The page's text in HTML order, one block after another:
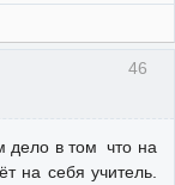
46
дело в том что на
на себя учитель.